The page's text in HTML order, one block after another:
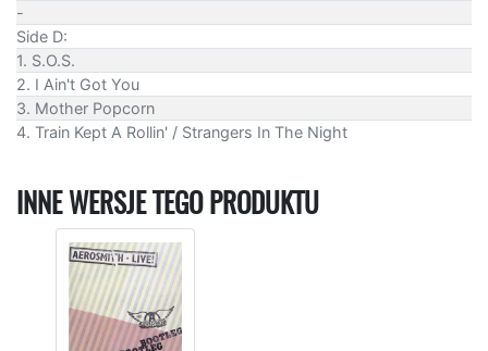
-
Side D:
1. S.O.S.
2. I Ain't Got You
3. Mother Popcorn
4. Train Kept A Rollin' / Strangers In The Night
INNE WERSJE TEGO PRODUKTU